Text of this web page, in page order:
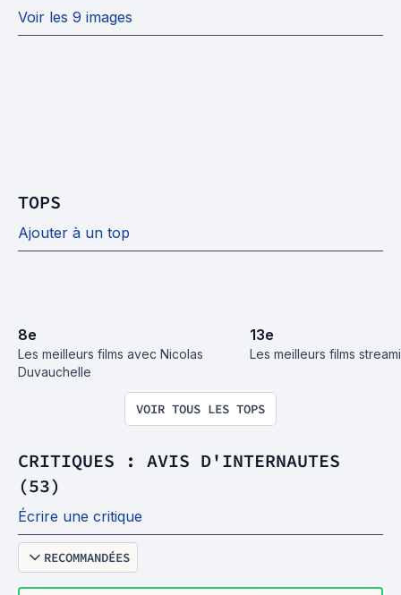
Voir les 9 images
TOPS
Ajouter à un top
8e
Les meilleurs films avec Nicolas
Duvauchelle
13e
Les meilleurs films
VOIR TOUS LES TOPS
CRITIQUES : AVIS D'INTERNAUTES
(53)
Écrire une critique
RECOMMANDÉES